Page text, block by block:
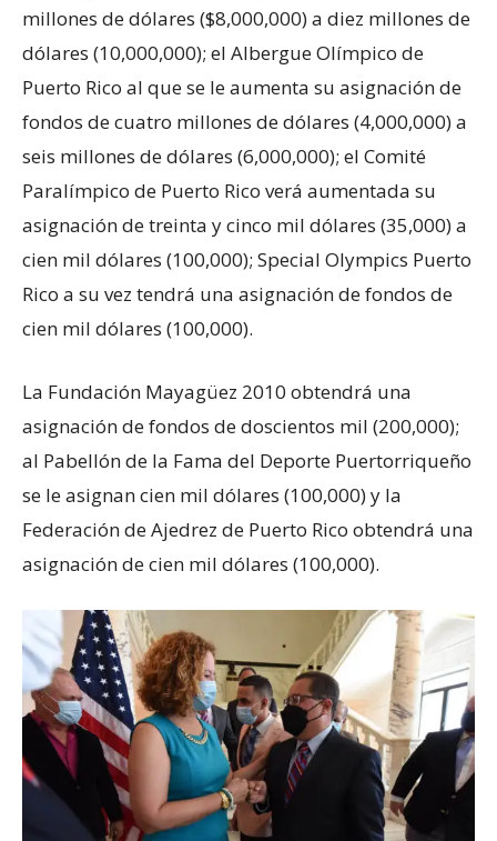
millones de dólares ($8,000,000) a diez millones de
dólares (10,000,000); el Albergue Olímpico de
Puerto Rico al que se le aumenta su asignación de
fondos de cuatro millones de dólares (4,000,000) a
seis millones de dólares (6,000,000); el Comité
Paralímpico de Puerto Rico verá aumentada su
asignación de treinta y cinco mil dólares (35,000) a
cien mil dólares (100,000); Special Olympics Puerto
Rico a su vez tendrá una asignación de fondos de
cien mil dólares (100,000).
La Fundación Mayagüez 2010 obtendrá una
asignación de fondos de doscientos mil (200,000);
al Pabellón de la Fama del Deporte Puertorriqueño
se le asignan cien mil dólares (100,000) y la
Federación de Ajedrez de Puerto Rico obtendrá una
asignación de cien mil dólares (100,000).